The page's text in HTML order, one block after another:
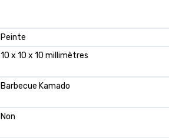
Peinte
10 x 10 x 10 millimètres
Barbecue Kamado
Non